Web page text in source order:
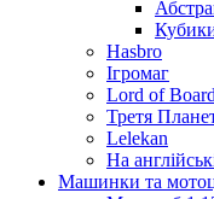
Кубики
Hasbro
Ігромаг
Lord of
Третя
Lelekan
На
Машинки та